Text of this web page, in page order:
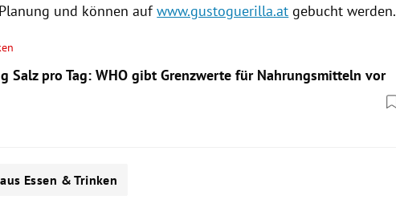
und können aufwww.gustoguerilla.at gebucht werden.
Salz pro Tag: WHO gibt Grenzwerte für Nahrungsmitteln vor
Essen & Trinken